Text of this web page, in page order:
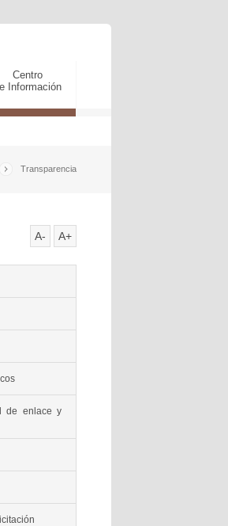
Centro
Información
Transparencia
A- A+
de enlace y